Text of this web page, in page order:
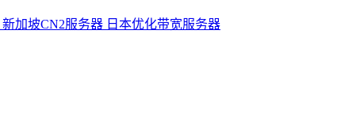
新加坡CN2服务器 日本优化带宽服务器